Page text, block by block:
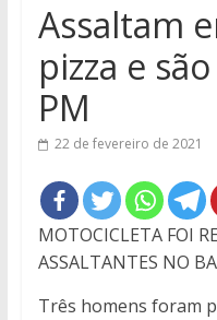
Assaltam
pizza e
PM
22 de fevereiro de 2021
MOTOCICLETA FOI
ASSALTANTES NO
Três homens foram